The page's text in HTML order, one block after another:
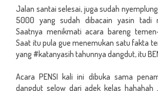
Jalan santai selesai, juga sudah
5000 yang sudah dibacain yasin tadi
Saatnya menikmati acara bareng
Saat itu pula gue menemukan satu fakta
yang #katanyasih tahunnya dangdut, itu
Acara PENSI kali ini dibuka sama
dangdut selow dari adek kelas hahahah